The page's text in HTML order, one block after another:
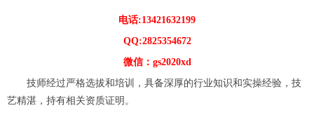
电话:13421632199
QQ:2825354672
微信：gs2020xd
技师经过严格选拔和培训，具备深厚的行业知识和实操经验，技
艺精湛，持有相关资质证明。